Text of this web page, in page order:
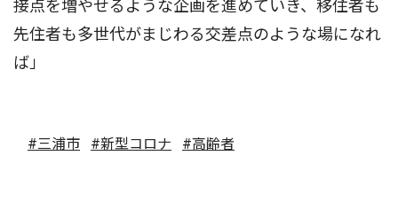
接点を増やせるような企画を進めていき、移住者も
先住者も多世代がまじわる交差点のような場になれ
ば」
#三浦市 #新型コロナ #高齢者